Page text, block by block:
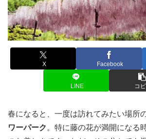
X Facebook
LINE コ
春になると、一度は訪れてみたい場所
ワーパーク 。特に藤の花が満開になる